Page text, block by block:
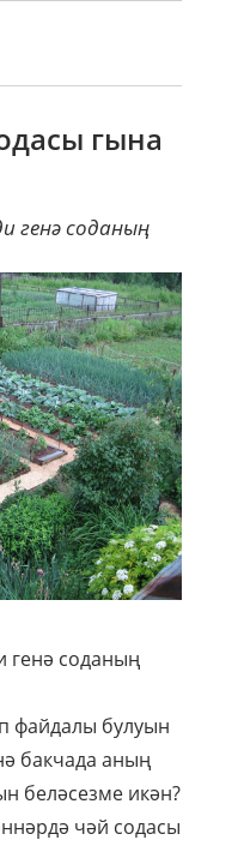
гына
генә соданың
генә соданың
файдалы булуын
бакчада аның
беләсезме икән?
чәй содасы